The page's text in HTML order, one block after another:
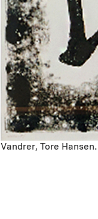
Vandrer, Tore